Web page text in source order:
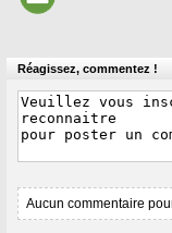
Réagissez, commentez !
Aucun commentaire